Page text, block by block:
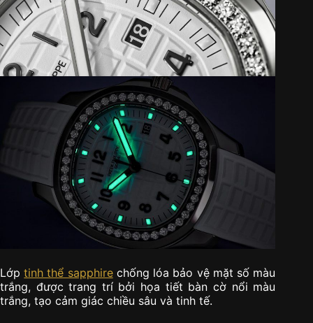
Lớptinh thể sapphirechống lóa bảo vệ mặt số màu
trắng, được trang trí bởi họa tiết bàn cờ nổi màu
trắng, tạo cảm giác chiều sâu và tinh tế.